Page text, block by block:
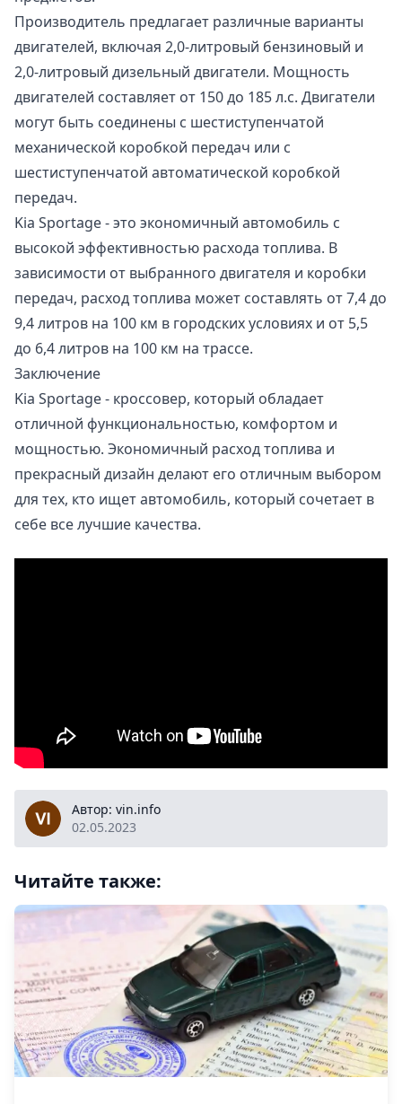
Производитель предлагает различные варианты
двигателей, включая 2,0-литровый бензиновый и
2,0-литровый дизельный двигатели. Мощность
двигателей составляет от 150 до 185 л.с. Двигатели
могут быть соединены с шестиступенчатой
механической коробкой передач или с
шестиступенчатой автоматической коробкой
передач.
Kia Sportage - это экономичный автомобиль с
высокой эффективностью расхода топлива. В
зависимости от выбранного двигателя и коробки
передач, расход топлива может составлять от 7,4 до
9,4 литров на 100 км в городских условиях и от 5,5
до 6,4 литров на 100 км на трассе.
Заключение
Kia Sportage - кроссовер, который обладает
отличной функциональностью, комфортом и
мощностью. Экономичный расход топлива и
прекрасный дизайн делают его отличным выбором
для тех, кто ищет автомобиль, который сочетает в
себе все лучшие качества.
vin.infoАвтор: vin.info
02.05.2023
Читайте также: